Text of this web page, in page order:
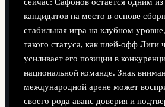
сейчас: Сафонов остаётся одним
кандидатов на место в основе
стабильная игра на клубном
такого статуса, как плей-офф Лиги
усиливает его позиции в
национальной команде. Знак
международной арене может
своего рода аванс доверия и